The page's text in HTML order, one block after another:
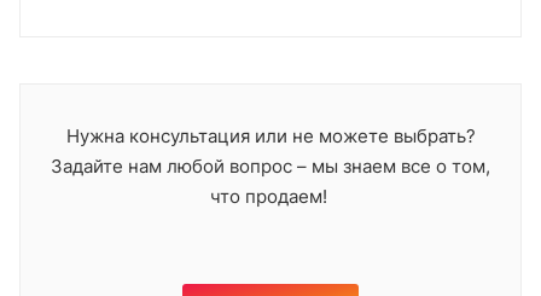
Нужна консультация или не можете выбрать?
Задайте нам любой вопрос – мы знаем все о том,
что продаем!